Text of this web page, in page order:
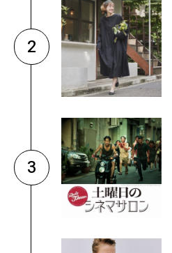
2
3